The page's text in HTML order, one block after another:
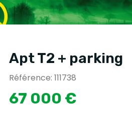
Apt T2 + parking
Référence: 111738
67 000 €